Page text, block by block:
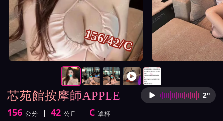
芯苑館按摩師APPLE 按摩師
2"
身高
156 公分
體重 42 公斤
罩杯 C 罩杯
156/42/C
按摩師APPLE照片展示與影片介紹及客戶評價截屏展示